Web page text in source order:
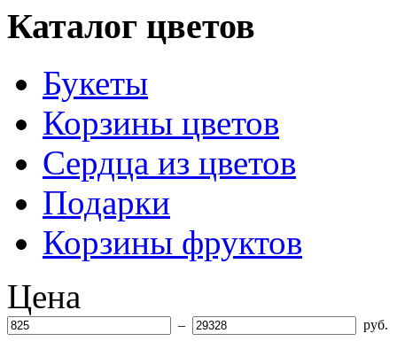
Каталог цветов
Букеты
Корзины цветов
Сердца из цветов
Подарки
Корзины фруктов
Цена
– руб.